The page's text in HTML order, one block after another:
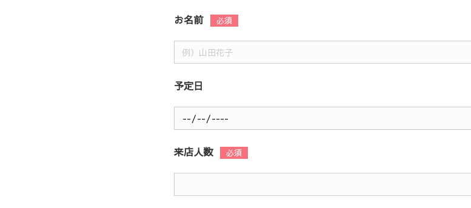
お名前
予定日
来店人数